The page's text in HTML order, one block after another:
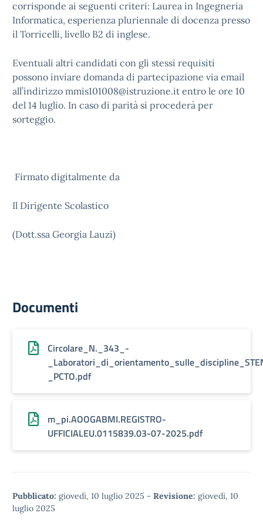
corrisponde ai seguenti criteri: Laurea in Ingegneria
Informatica, esperienza pluriennale di docenza presso
il Torricelli, livello B2 di inglese.
Eventuali altri candidati con gli stessi requisiti
possono inviare domanda di partecipazione via email
all’indirizzo mmis101008@istruzione.it entro le ore 10
del 14 luglio. In caso di parità si procederà per
sorteggio.
Firmato digitalmente da
Il Dirigente Scolastico
(Dott.ssa Georgia Lauzi)
Documenti
Circolare_N._343_-
_PCTO.pdf
m_pi.AOOGABMI.REGISTRO-
UFFICIALEU.0115839.03-07-2025.pdf
Pubblicato: giovedì, 10 luglio 2025 - Revisione: giovedì, 10
luglio 2025